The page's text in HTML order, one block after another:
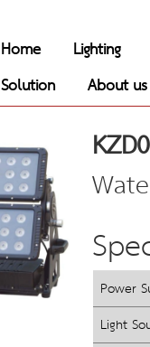
Home
Lighting
Solution
About us
Power
Light